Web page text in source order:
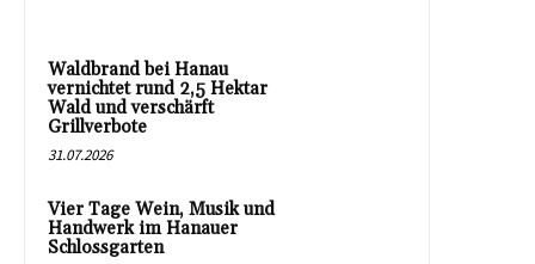
Waldbrand bei Hanau
vernichtet rund 2,5 Hektar
Wald und verschärft
Grillverbote
31.07.2026
Vier Tage Wein, Musik und
Handwerk im Hanauer
Schlossgarten